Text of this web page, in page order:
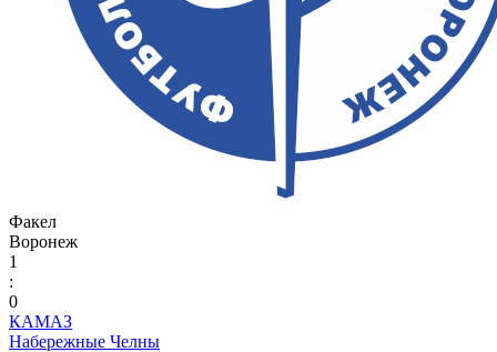
Факел
Воронеж
1
:
0
КАМАЗ
Набережные Челны